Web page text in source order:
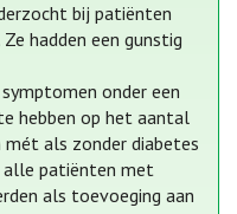
bij patiënten
hadden een gunstig
onder een
hebben op het aantal
als zonder diabetes
alle patiënten met
als toevoeging aan